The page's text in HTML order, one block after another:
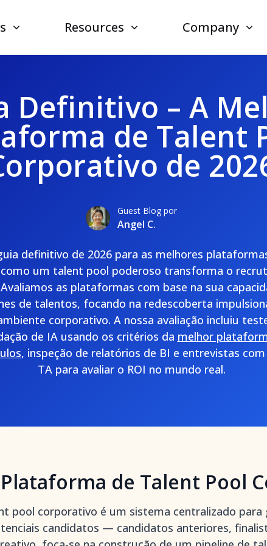
Resources Company
Definitivo – A
de Talent
de
Guest Blog por
Angel C.
definitivo de 2026 para as melhores
um talent pool poderoso transforma o
as plataformas com base na sua
de talentos, focando na redescoberta
corporativo. A nossa avaliação incluiu
de IA usando os critérios da melhor
, inspeção de relatórios de BI e entrevistas
TA para avaliar o ROI no mundo real.
de Talent Pool
pool corporativo é um sistema centralizado
candidatos — candidatos anteriores,